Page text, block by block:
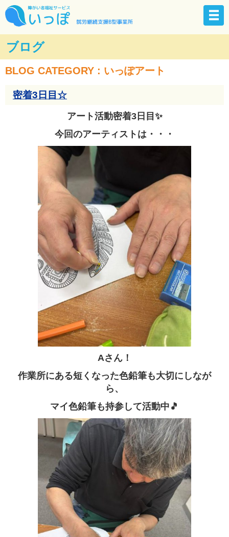
ブログ
BLOG CATEGORY : いっぽアート
密着3日目☆
アート活動密着3日目✨
今回のアーティストは・・・
Aさん！
作業所にある短くなった色鉛筆も大切にしなが
ら、
マイ色鉛筆も持参して活動中🎵